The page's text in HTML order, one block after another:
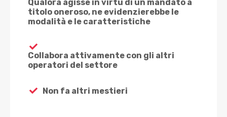
Qualora agisse in virtù di un mandato a
titolo oneroso, ne evidenzierebbe le
modalità e le caratteristiche
Collabora attivamente con gli altri
operatori del settore
Non fa altri mestieri